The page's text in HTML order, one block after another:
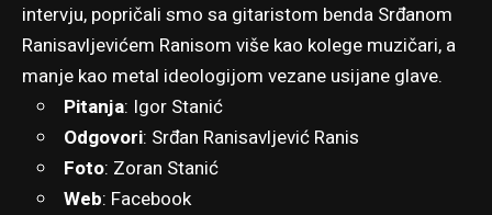
intervju, popričali smo sa gitaristom benda Srđanom
Ranisavljevićem Ranisom više kao kolege muzičari, a
manje kao metal ideologijom vezane usijane glave.
Pitanja: Igor Stanić
Odgovori: Srđan Ranisavljević Ranis
Foto: Zoran Stanić
Web: Facebook